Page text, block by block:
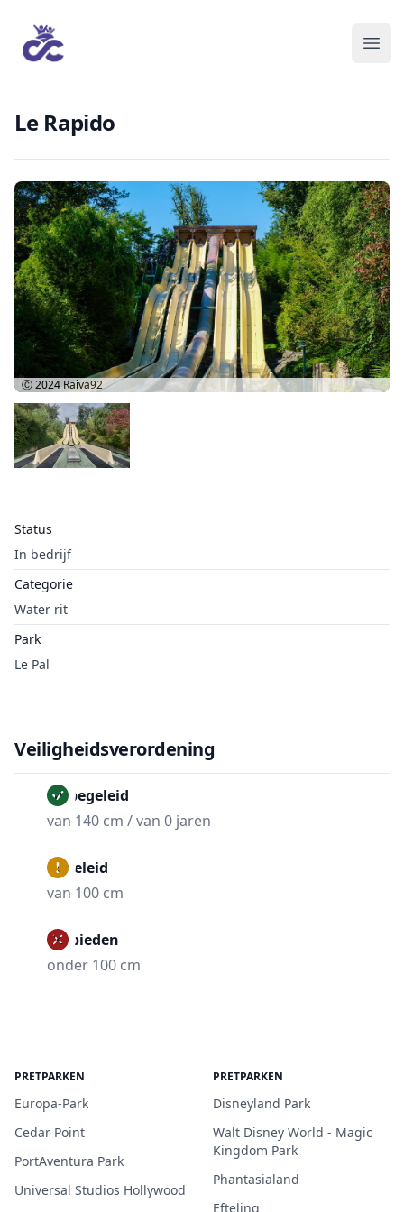
Le Rapido
Status
In bedrijf
Categorie
Water rit
Park
Le Pal
Ⓒ 2024Raiva92
Veiligheidsverordening
Onbegeleid
van 140 cm / van 0 jaren
Begeleid
van 100 cm
Verbieden
onder 100 cm
PRETPARKEN
Europa-Park
Cedar Point
PortAventura Park
Universal Studios Hollywood
PRETPARKEN
Disneyland Park
Walt Disney World - Magic
Kingdom Park
Phantasialand
Efteling